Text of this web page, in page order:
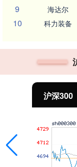
9 海达尔
10 科力装备